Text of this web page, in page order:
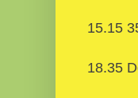
15.15
18.35